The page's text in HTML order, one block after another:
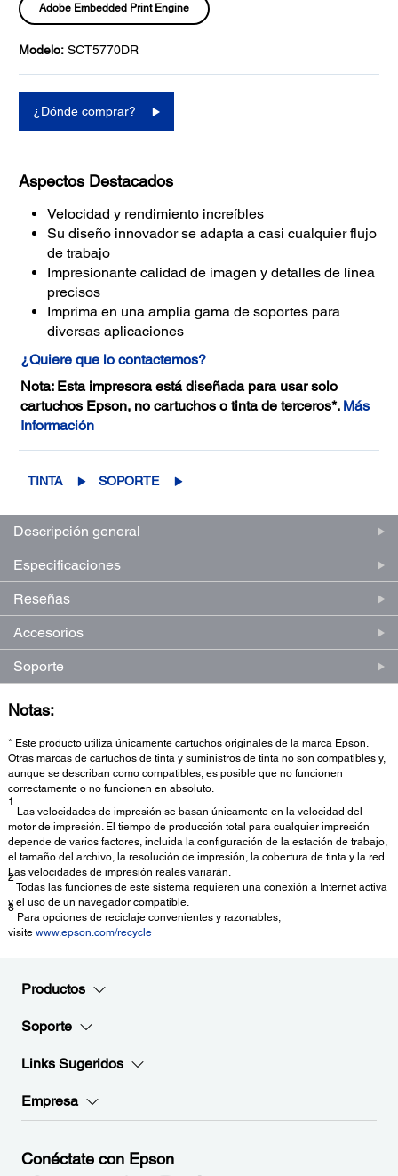
Adobe Embedded Print Engine
Modelo: SCT5770DR
¿Dónde comprar?
Aspectos Destacados
Velocidad y rendimiento increíbles
Su diseño innovador se adapta a casi cualquier flujo
de trabajo
Impresionante calidad de imagen y detalles de línea
precisos
Imprima en una amplia gama de soportes para
diversas aplicaciones
¿Quiere que lo contactemos?
Nota: Esta impresora está diseñada para usar solo
cartuchos Epson, no cartuchos o tinta de terceros*. Más
Información
TINTA SOPORTE
Descripción general
Especificaciones
Reseñas
Accesorios
Soporte
Notas:
* Este producto utiliza únicamente cartuchos originales de la marca Epson.
Otras marcas de cartuchos de tinta y suministros de tinta no son compatibles y,
aunque se describan como compatibles, es posible que no funcionen
correctamente o no funcionen en absoluto.
1
Las velocidades de impresión se basan únicamente en la velocidad del
motor de impresión. El tiempo de producción total para cualquier impresión
depende de varios factores, incluida la configuración de la estación de trabajo,
el tamaño del archivo, la resolución de impresión, la cobertura de tinta y la red.
Las velocidades de impresión reales variarán.
2
Todas las funciones de este sistema requieren una conexión a Internet activa
y el uso de un navegador compatible.
3
Para opciones de reciclaje convenientes y razonables,
visite www.epson.com/recycle
Productos
Soporte
Links Sugeridos
Empresa
Conéctate con Epson